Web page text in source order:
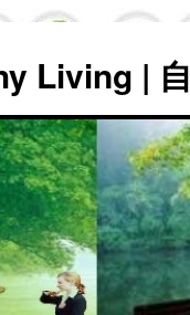
Living |